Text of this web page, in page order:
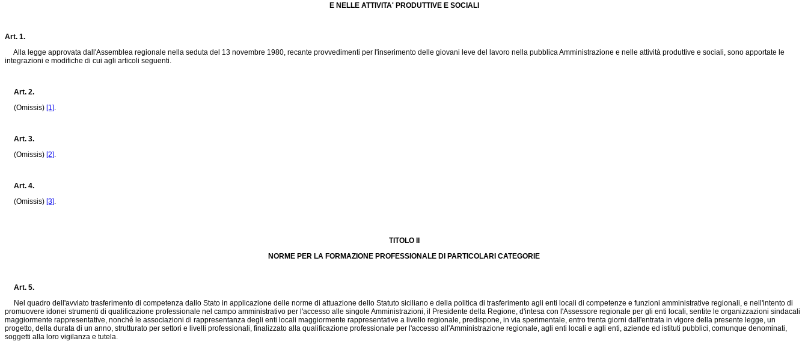
E NELLE ATTIVITA' PRODUTTIVE E SOCIALI
Art. 1.
Alla legge approvata dall'Assemblea regionale nella seduta del 13 novembre 1980, recante provvedimenti per l'inserimento delle giovani leve del lavoro nella pubblica Amministrazione e nelle attività produttive e sociali, sono apportate le
integrazioni e modifiche di cui agli articoli seguenti.
Art. 2.
(Omissis) [1]
Art. 3.
(Omissis) [2]
Art. 4.
(Omissis) [3]
TITOLO II
NORME PER LA FORMAZIONE PROFESSIONALE DI PARTICOLARI CATEGORIE
Art. 5.
Nel quadro dell'avviato trasferimento di competenza dallo Stato in applicazione delle norme di attuazione dello Statuto siciliano e della politica di trasferimento agli enti locali di competenze e funzioni amministrative regionali, e nell'intento di
promuovere idonei strumenti di qualificazione professionale nel campo amministrativo per l'accesso alle singole Amministrazioni, il Presidente della Regione, d'intesa con l'Assessore regionale per gli enti locali, sentite le organizzazioni sindacali
maggiormente rappresentative, nonché le associazioni di rappresentanza degli enti locali maggiormente rappresentative a livello regionale, predispone, in via sperimentale, entro trenta giorni dall'entrata in vigore della presente legge, un
progetto, della durata di un anno, strutturato per settori e livelli professionali, finalizzato alla qualificazione professionale per l'accesso all'Amministrazione regionale, agli enti locali e agli enti, aziende ed istituti pubblici, comunque denominati,
soggetti alla loro vigilanza e tutela.